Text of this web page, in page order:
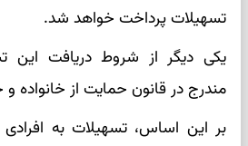
تسهیلات پرداخت خواهد شد.
یکی دیگر از شروط دریافت این
مندرج در قانون حمایت از
بر این اساس، تسهیلات به